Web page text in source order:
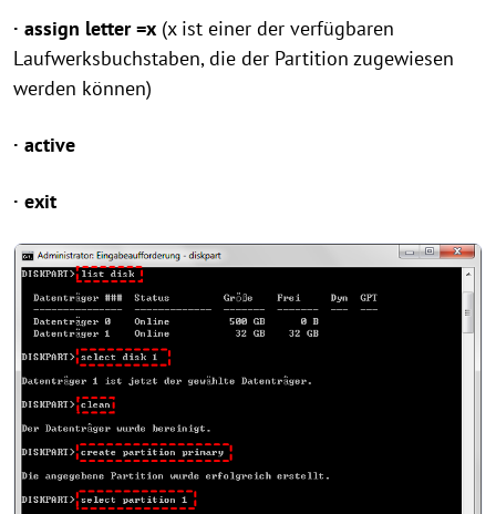
· assign letter =x (x ist einer der verfügbaren
Laufwerksbuchstaben, die der Partition zugewiesen
werden können)
· active
· exit